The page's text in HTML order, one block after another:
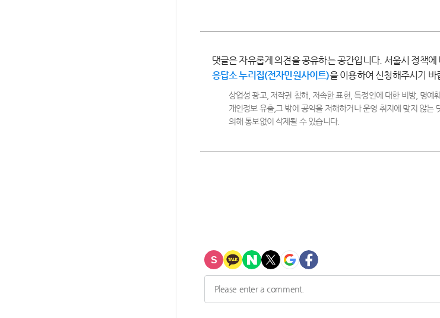
댓글은 자유롭게 의견을 공유하는 공간입니다. 서울시 정책에
응답소 누리집(전자민원사이트)을 이용하여 신청해주시기 바
상업성 광고, 저작권 침해, 저속한 표현, 특정인에 대한 비방, 명예
개인정보 유출,그 밖에 공익을 저해하거나 운영 취지에 맞지 않는
의해 통보없이 삭제될 수 있습니다.